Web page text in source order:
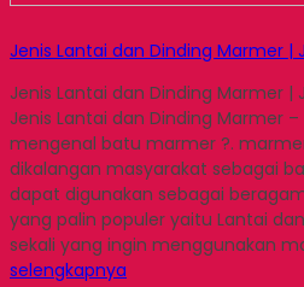
Jenis Lantai dan Dinding Marmer |
Jenis Lantai dan Dinding Marmer |
Jenis Lantai dan Dinding Marmer
mengenal batu marmer ?.
dikalangan masyarakat sebagai
dapat digunakan sebagai
yang palin populer yaitu Lantai
sekali yang ingin menggunakan
selengkapnya